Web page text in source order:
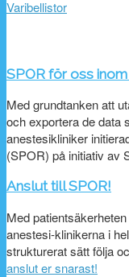
Varibellistor
SPOR för oss
Med grundtanken att
och exportera de data
anestesikliniker
(SPOR) på initiativ av
Anslut till SPOR!
Med
anestesi-klinikerna i
strukturerat sätt följa
anslut er snarast!